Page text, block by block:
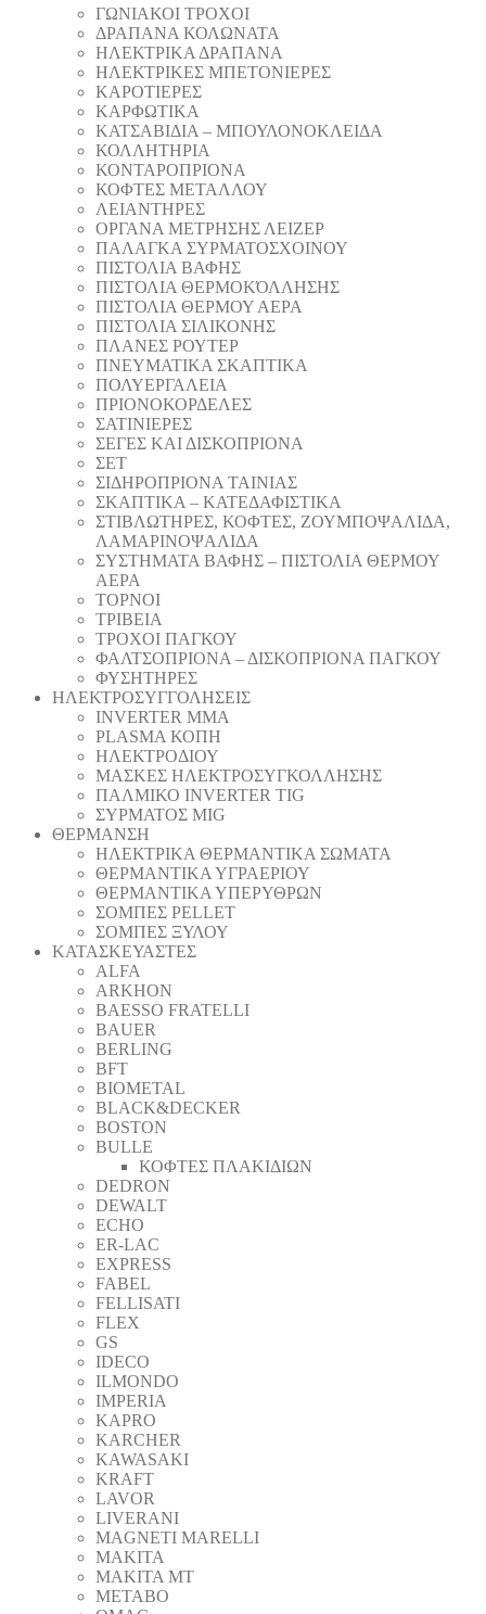
ΓΩΝΙΑΚΟΙ ΤΡΟΧΟΙ
ΔΡΑΠΑΝΑ ΚΟΛΩΝΑΤΑ
ΗΛΕΚΤΡΙΚΑ ΔΡΑΠΑΝΑ
ΗΛΕΚΤΡΙΚΕΣ ΜΠΕΤΟΝΙΕΡΕΣ
ΚΑΡΟΤΙΕΡΕΣ
ΚΑΡΦΩΤΙΚΑ
ΚΑΤΣΑΒΙΔΙΑ – ΜΠΟΥΛΟΝΟΚΛΕΙΔΑ
ΚΟΛΛΗΤΗΡΙΑ
ΚΟΝΤΑΡΟΠΡΙΟΝΑ
ΚΟΦΤΕΣ ΜΕΤΑΛΛΟΥ
ΛΕΙΑΝΤΗΡEΣ
ΟΡΓΑΝΑ ΜΕΤΡΗΣΗΣ ΛΕΙΖΕΡ
ΠΑΛΑΓΚΑ ΣΥΡΜΑΤΟΣΧΟΙΝΟΥ
ΠΙΣΤΟΛΙΑ ΒΑΦΗΣ
ΠΙΣΤΟΛΙΑ ΘΕΡΜΟΚΌΛΛΗΣΗΣ
ΠΙΣΤΟΛΙΑ ΘΕΡΜΟΥ ΑΕΡΑ
ΠΙΣΤΟΛΙΑ ΣΙΛΙΚΟΝΗΣ
ΠΛΑΝΕΣ ΡΟΥΤΕΡ
ΠΝΕΥΜΑΤΙΚΑ ΣΚΑΠΤΙΚΑ
ΠΟΛΥΕΡΓΑΛΕΙΑ
ΠΡΙΟΝΟΚΟΡΔΕΛΕΣ
ΣΑΤΙΝΙΕΡΕΣ
ΣΕΓΕΣ ΚΑΙ ΔΙΣΚΟΠΡΙΟΝΑ
ΣΕΤ
ΣΙΔΗΡΟΠΡΙΟΝΑ ΤΑΙΝΙΑΣ
ΣΚΑΠΤΙΚΑ – ΚΑΤΕΔΑΦΙΣΤΙΚΑ
ΣΤΙΒΛΩΤΗΡΕΣ, ΚΟΦΤΕΣ, ΖΟΥΜΠΟΨΑΛΙΔΑ,
ΛΑΜΑΡΙΝΟΨΑΛΙΔΑ
ΣΥΣΤΗΜΑΤΑ ΒΑΦΗΣ – ΠΙΣΤΟΛΙΑ ΘΕΡΜΟΥ
ΑΕΡΑ
ΤΟΡΝΟΙ
ΤΡΙΒΕΙΑ
ΤΡΟΧΟΙ ΠΑΓΚΟΥ
ΦΑΛΤΣΟΠΡΙΟΝΑ – ΔΙΣΚΟΠΡΙΟΝΑ ΠΑΓΚΟΥ
ΦΥΣΗΤΗΡΕΣ
ΗΛΕΚΤΡΟΣΥΓΓΟΛΗΣΕΙΣ
INVERTER MMA
PLASMA ΚΟΠΗ
ΗΛΕΚΤΡΟΔΙΟΥ
ΜΑΣΚΕΣ ΗΛΕΚΤΡΟΣΥΓΚΟΛΛΗΣΗΣ
ΠΑΛΜΙΚΟ INVERTER TIG
ΣΥΡΜΑΤΟΣ MIG
ΘΕΡΜΑΝΣΗ
ΗΛΕΚΤΡΙΚΑ ΘΕΡΜΑΝΤΙΚΑ ΣΩΜΑΤΑ
ΘΕΡΜΑΝΤΙΚΑ ΥΓΡΑΕΡΙΟΥ
ΘΕΡΜΑΝΤΙΚΑ ΥΠΕΡΥΘΡΩΝ
ΣΟΜΠΕΣ PELLET
ΣΟΜΠΕΣ ΞΥΛΟΥ
ΚΑΤΑΣΚΕΥΑΣΤΕΣ
ALFA
ARKHON
BAESSO FRATELLI
BAUER
BERLING
BFT
BIOMETAL
BLACK&DECKER
BOSTON
BULLE
ΚΟΦΤΕΣ ΠΛΑΚΙΔΙΩΝ
DEDRON
DEWALT
ECHO
ER-LAC
EXPRESS
FABEL
FELLISATI
FLEX
GS
IDECO
ILMONDO
IMPERIA
KAPRO
KARCHER
KAWASAKI
KRAFT
LAVOR
LIVERANI
MAGNETI MARELLI
MAKITA
MAKITA MT
METABO